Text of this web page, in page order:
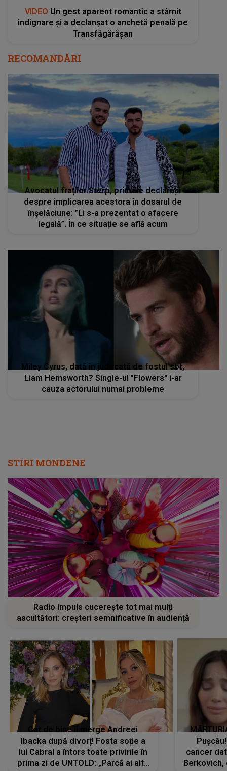
VIDEO Un gest aparent romantic a stârnit
indignare și a declanșat o anchetă penală pe
Transfăgărășan
RECOMANDĂRI
Avocatul fraților Sterp, primele declarații
despre implicarea acestora în dosarul de
înșelăciune: ”Li s-a prezentat o afacere
legală”. În ce situație se află acum
Miley Cyrus, dată în judecată de fostul sot,
Liam Hemsworth? Single-ul "Flowers" i-ar
cauza actorului numai probleme
STIRI MONDENE
Radio Impuls cucerește tot mai mulți
ascultători: creșteri semnificative în audiență
Cât de bine îi merge Andreei
Ibacka după divorț! Fosta soție a
lui Cabral a întors toate privirile în
prima zi de UNTOLD: „Parcă ai altă
cancer